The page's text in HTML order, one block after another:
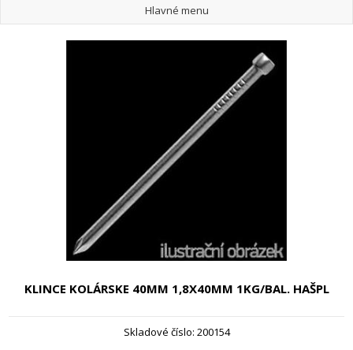
Hlavné menu
KLINCE KOLÁRSKE 40MM 1,8X40MM 1KG/BAL. HAŠPL
Skladové číslo: 200154